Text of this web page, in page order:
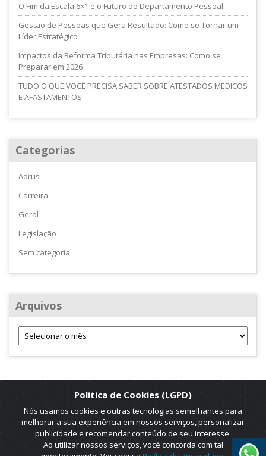
O Fim da Escala 6×1 e o Futuro do Departamento Pessoal
Gestão de Pessoas que Gera Resultado: Como se Tornar um
Líder Estratégico
Impactos da Reforma Tributária nas Empresas: Como se
Preparar em 2026
TUDO O QUE VOCÊ PRECISA SABER SOBRE ATESTADOS MÉDICOS
E AFASTAMENTOS!
Categorias
Adrus
Carreira
Geral
Legislação
Sem categoria
Arquivos
Politica de Cookies (LGPD)
Nós usamos cookies e outras tecnologias semelhantes para
melhorar a sua experiência em nossos serviços, personalizar
publicidade e recomendar conteúdo de seu interesse.
Ao utilizar nossos serviços, você concorda com tal